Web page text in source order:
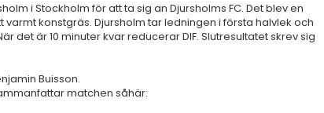
i Stockholm för att ta sig an Djursholms FC. Det blev en
varmt konstgräs. Djursholm tar ledningen i första halvlek och
det är 10 minuter kvar reducerar DIF. Slutresultatet skrev sig
Buisson.
matchen såhär: